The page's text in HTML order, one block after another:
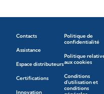
Contacts
Assistance
Espace distributeurs
Certifications
Innovation
Politique de
confidentialité
Politique
aux cookies
Conditions
d'utilisation et
conditions